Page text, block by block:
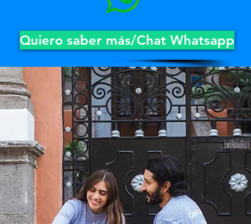
Quiero saber más/Chat Whatsapp